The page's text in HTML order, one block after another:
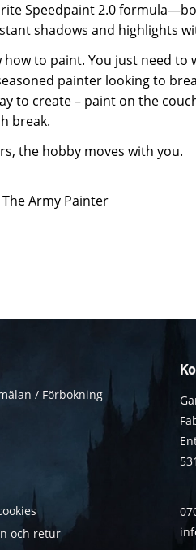
Speedpaint 2.0
shadows and highlights
how to paint. You just need to
painter looking to
to create – paint on the
break.
the hobby moves with you.
Army Painter
/ Förbokning
och retur